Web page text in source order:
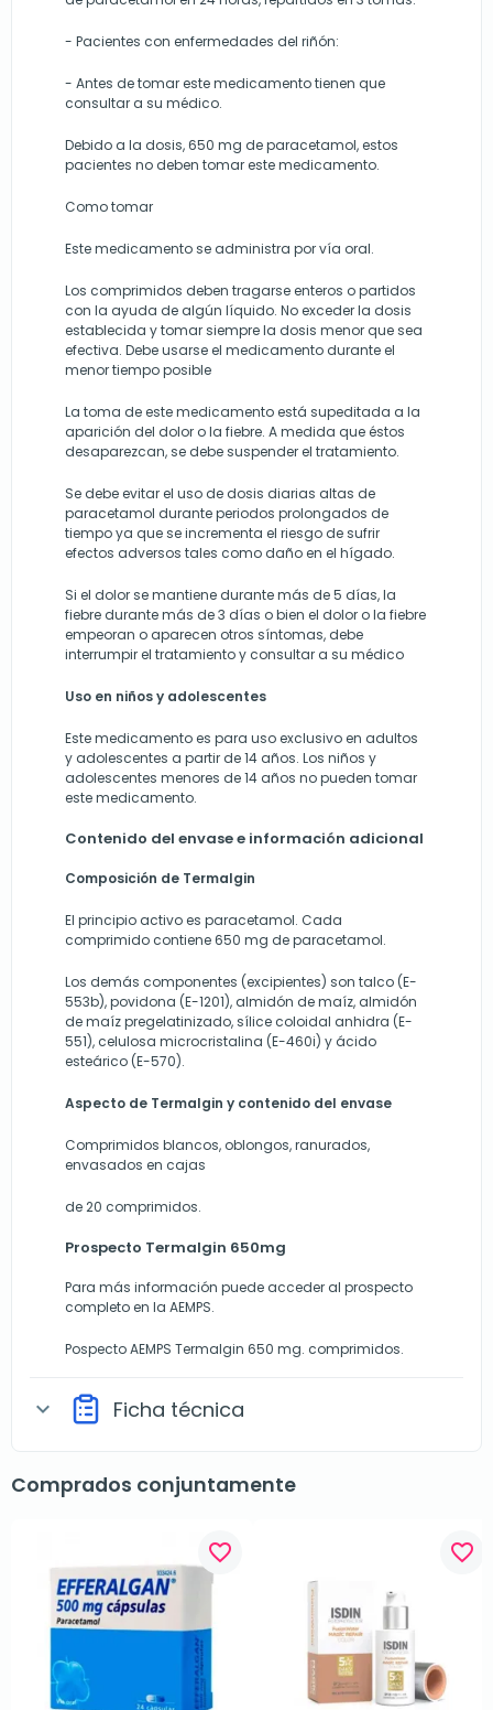
- Pacientes con enfermedades del riñón:
- Antes de tomar este medicamento tienen que
consultar a su médico.
Debido a la dosis, 650 mg de paracetamol, estos
pacientes no deben tomar este medicamento.
Como tomar
Este medicamento se administra por vía oral.
Los comprimidos deben tragarse enteros o partidos
con la ayuda de algún líquido. No exceder la dosis
establecida y tomar siempre la dosis menor que sea
efectiva. Debe usarse el medicamento durante el
menor tiempo posible
La toma de este medicamento está supeditada a la
aparición del dolor o la fiebre. A medida que éstos
desaparezcan, se debe suspender el tratamiento.
Se debe evitar el uso de dosis diarias altas de
paracetamol durante periodos prolongados de
tiempo ya que se incrementa el riesgo de sufrir
efectos adversos tales como daño en el hígado.
Si el dolor se mantiene durante más de 5 días, la
fiebre durante más de 3 días o bien el dolor o la fiebre
empeoran o aparecen otros síntomas, debe
interrumpir el tratamiento y consultar a su médico
Uso en niños y adolescentes
Este medicamento es para uso exclusivo en adultos
y adolescentes a partir de 14 años. Los niños y
adolescentes menores de 14 años no pueden tomar
este medicamento.
Contenido del envase e información adicional
Composición de Termalgin
El principio activo es paracetamol. Cada
comprimido contiene 650 mg de paracetamol.
Los demás componentes (excipientes) son talco (E-
553b), povidona (E-1201), almidón de maíz, almidón
de maíz pregelatinizado, sílice coloidal anhidra (E-
551), celulosa microcristalina (E-460i) y ácido
esteárico (E-570).
Aspecto de Termalgin y contenido del envase
Comprimidos blancos, oblongos, ranurados,
envasados en cajas
de 20 comprimidos.
Prospecto Termalgin 650mg
Para más información puede acceder al prospecto
completo en la AEMPS.
Pospecto AEMPS Termalgin 650 mg. comprimidos.
expand_more Ficha técnica
Comprados conjuntamente
favorite_border favorite_border